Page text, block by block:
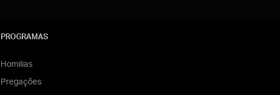
PROGRAMAS
Homilias
Pregações